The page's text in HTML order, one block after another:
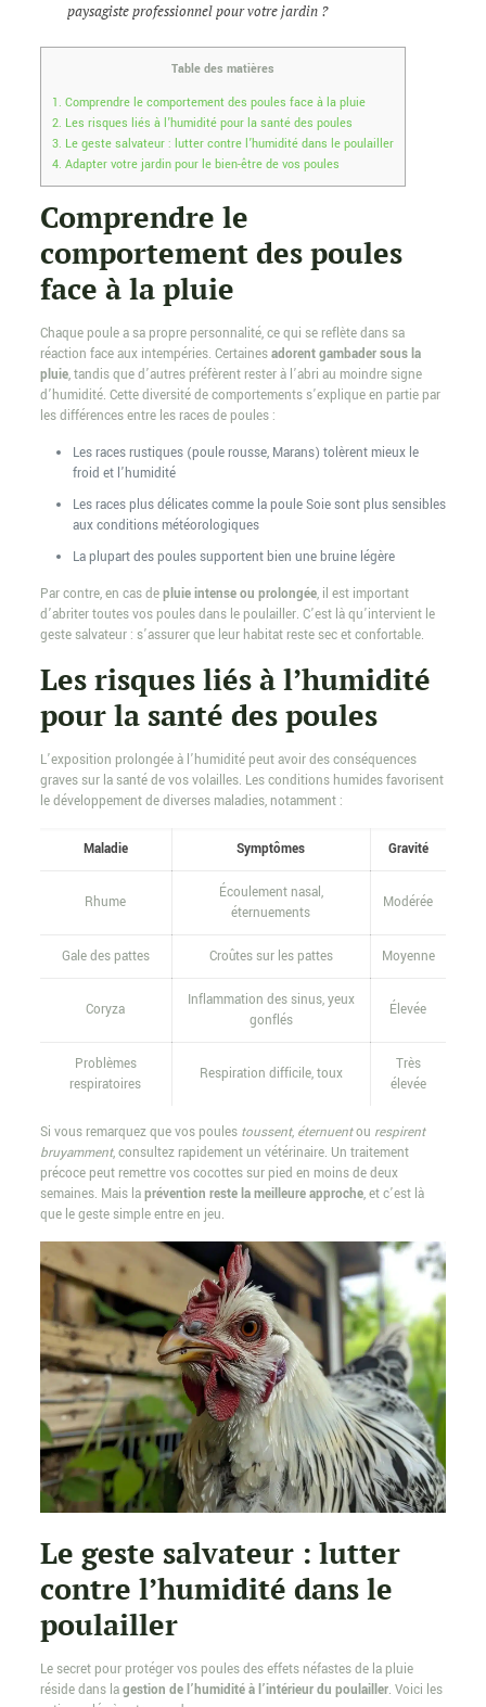
paysagiste professionnel pour votre jardin ?
Table des matières
1. Comprendre le comportement des poules face à la pluie
2. Les risques liés à l’humidité pour la santé des poules
3. Le geste salvateur : lutter contre l’humidité dans le poulailler
4. Adapter votre jardin pour le bien-être de vos poules
Comprendre le
comportement des poules
face à la pluie
Chaque poule a sa propre personnalité, ce qui se reflète dans sa
réaction face aux intempéries. Certainesadorent gambader sous la
pluie, tandis que d’autres préfèrent rester à l’abri au moindre signe
d’humidité. Cette diversité de comportements s’explique en partie par
les différences entre les races de poules :
Les races rustiques (poule rousse, Marans) tolèrent mieux le
froid et l’humidité
Les races plus délicates comme la poule Soie sont plus sensibles
aux conditions météorologiques
La plupart des poules supportent bien une bruine légère
Par contre, en cas depluie intense ou prolongée, il est important
d’abriter toutes vos poules dans le poulailler. C’est là qu’intervient le
geste salvateur : s’assurer que leur habitat reste sec et confortable.
Les risques liés à l’humidité
pour la santé des poules
L’exposition prolongée à l’humidité peut avoir des conséquences
graves sur la santé de vos volailles. Les conditions humides favorisent
le développement de diverses maladies, notamment :
Maladie Symptômes Gravité
Rhume
Écoulement nasal,
éternuements
Modérée
Gale des pattes Croûtes sur les pattes Moyenne
Coryza
Inflammation des sinus, yeux
gonflés
Élevée
Problèmes
respiratoires
Respiration difficile, toux
Très
élevée
Si vous remarquez que vos poules toussent, éternuentou respirent
bruyamment, consultez rapidement un vétérinaire. Un traitement
précoce peut remettre vos cocottes sur pied en moins de deux
semaines. Mais laprévention reste la meilleure approche, et c’est là
que le geste simple entre en jeu.
Le geste salvateur : lutter
contre l’humidité dans le
poulailler
Le secret pour protéger vos poules des effets néfastes de la pluie
réside dans lagestion de l’humidité à l’intérieur du poulailler. Voici les